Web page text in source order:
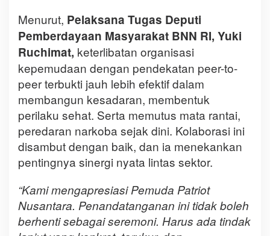
Menurut, Pelaksana Tugas Deputi
Pemberdayaan Masyarakat BNN RI, Yuki
Ruchimat, keterlibatan organisasi
kepemudaan dengan pendekatan peer-to-
peer terbukti jauh lebih efektif dalam
membangun kesadaran, membentuk
perilaku sehat. Serta memutus mata rantai,
peredaran narkoba sejak dini. Kolaborasi ini
disambut dengan baik, dan ia menekankan
pentingnya sinergi nyata lintas sektor.
“Kami mengapresiasi Pemuda Patriot
Nusantara. Penandatanganan ini tidak boleh
berhenti sebagai seremoni. Harus ada tindak